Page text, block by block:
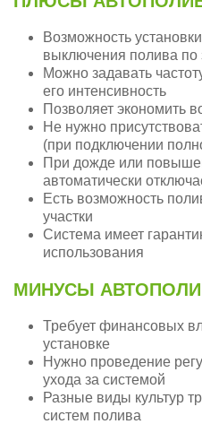
Возможность
выключения полива по
Можно задавать
его интенсивность
Позволяет экономить
Не нужно
(при подключении
При дожде или
автоматически
Есть возможность
участки
Система имеет
использования
МИНУСЫ
Требует финансовых
установке
Нужно проведение
ухода за системой
Разные виды культур
систем полива